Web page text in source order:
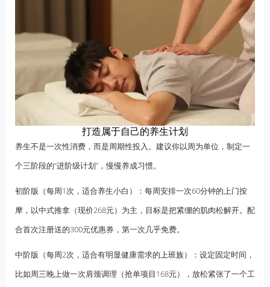
打造属于自己的养生计划
养生不是一次性消费，而是周期性投入。建议你以周为单位，制定一
个三阶段的“进阶级计划”，慢慢养成习惯。
初阶版（每周1次，适合养生小白）：每周安排一次60分钟的上门按
摩，以中式推拿（现价268元）为主，目标是把紧绷的肌肉松解开。配
合首次注册送的300元优惠券，第一次几乎免费。
中阶版（每周2次，适合有明显健康需求的上班族）：设定固定时间，
比如周三晚上做一次肩颈调理（抢单项目168元），放松紧张了一个工